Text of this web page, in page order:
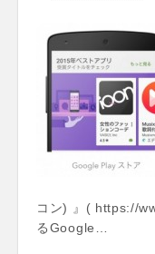
コン) 』( https://
るGoogle…